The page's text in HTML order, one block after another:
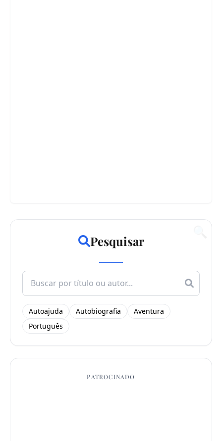
Pesquisar
Search
for:
Autoajuda Autobiografia
Aventura
Português
PATROCINADO